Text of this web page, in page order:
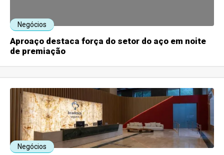
Negócios
Aproaço destaca força do setor do aço em noite
de premiação
Negócios